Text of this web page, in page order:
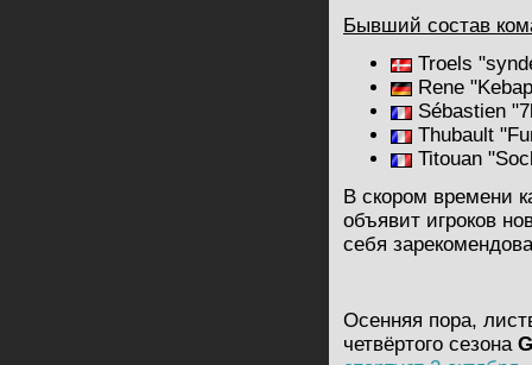
Бывший состав
Troels
Rene
Sébastien
Thubault
Titouan
В скором времени
объявит игроков
себя
Осенняя пора,
четвёртого сезона